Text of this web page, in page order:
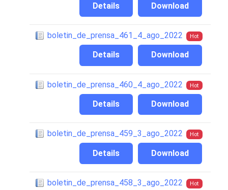
Download
Details
boletin_de_prensa_461_4_ago_2022 Hot
Download
Details
boletin_de_prensa_460_4_ago_2022 Hot
Download
Details
boletin_de_prensa_459_3_ago_2022 Hot
Download
Details
boletin_de_prensa_458_3_ago_2022 Hot